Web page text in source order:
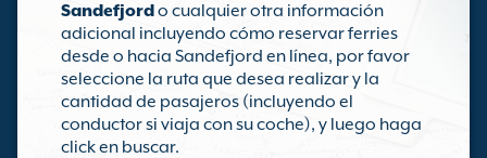
Sandefjordo cualquier otra información
adicional incluyendo cómo reservar ferries
desde o hacia Sandefjord en línea, por favor
seleccione la ruta que desea realizar y la
cantidad de pasajeros (incluyendo el
conductor si viaja con su coche), y luego haga
click en buscar.